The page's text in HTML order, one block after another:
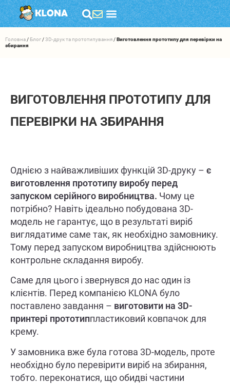
Головна / Блог /3D-друк та прототипування /Виготовлення прототипу для перевірки на
збирання
ВИГОТОВЛЕННЯ ПРОТОТИПУ ДЛЯ
ПЕРЕВІРКИ НА ЗБИРАННЯ
Однією з найважливіших функцій 3D-друку – є
виготовлення прототипу виробу перед
запуском серійного виробництва. Чому це
потрібно? Навіть ідеально побудована 3D-
модель не гарантує, що в результаті виріб
виглядатиме саме так, як необхідно замовнику.
Тому перед запуском виробництва здійснюють
контрольне складання виробу.
Саме для цього і звернувся до нас один із
клієнтів. Перед компанією KLONA було
поставлено завдання – виготовити на 3D-
принтері прототиппластиковий ковпачок для
крему.
У замовника вже була готова 3D-модель, проте
необхідно було перевірити виріб на збирання,
тобто. переконатися, що обидві частини